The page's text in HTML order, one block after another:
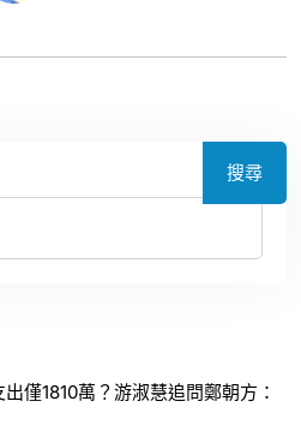
搜尋
僅1810萬？游淑慧追問鄭朝方：